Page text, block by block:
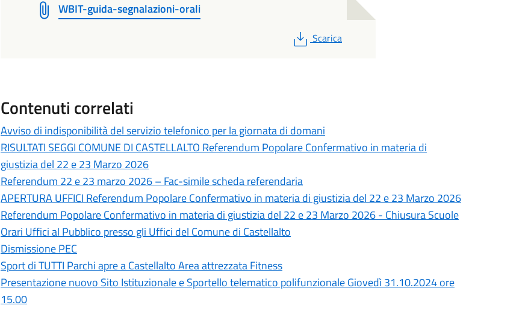
WBIT-guida-segnalazioni-orali
PDF
Scarica
Contenuti correlati
Avviso di indisponibilità del servizio telefonico per la giornata di domani
RISULTATI SEGGI COMUNE DI CASTELLALTO Referendum Popolare Confermativo in materia di
giustizia del 22 e 23 Marzo 2026
Referendum 22 e 23 marzo 2026 – Fac-simile scheda referendaria
APERTURA UFFICI Referendum Popolare Confermativo in materia di giustizia del 22 e 23 Marzo 2026
Referendum Popolare Confermativo in materia di giustizia del 22 e 23 Marzo 2026 - Chiusura Scuole
Orari Uffici al Pubblico presso gli Uffici del Comune di Castellalto
Dismissione PEC
Sport di TUTTI Parchi apre a Castellalto Area attrezzata Fitness
Presentazione nuovo Sito Istituzionale e Sportello telematico polifunzionale Giovedì 31.10.2024 ore
15.00